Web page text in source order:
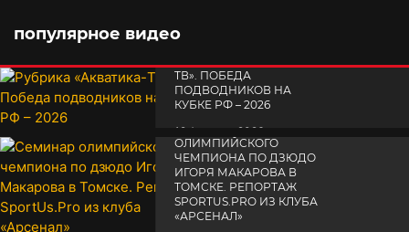
популярное видео
TВ». ПОБЕДА
ПОДВОДНИКОВ НА
КУБКЕ РФ – 2026
19 февраля 2026
СЕМИНАР
ОЛИМПИЙСКОГО
ЧЕМПИОНА ПО ДЗЮДО
ИГОРЯ МАКАРОВА В
ТОМСКЕ. РЕПОРТАЖ
SPORTUS.PRO ИЗ КЛУБА
«АРСЕНАЛ»